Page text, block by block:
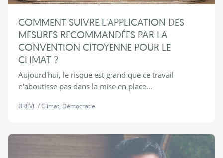
COMMENT SUIVRE L'APPLICATION DES
MESURES RECOMMANDÉES PAR LA
CONVENTION CITOYENNE POUR LE
CLIMAT ?
Aujourd'hui, le risque est grand que ce travail
n'aboutisse pas dans la mise en place...
BRÈVE /Climat, Démocratie